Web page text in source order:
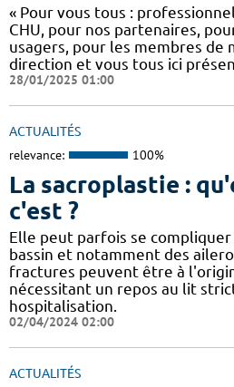
« Pour vous tous :
CHU, pour nos partenaires,
usagers, pour les membres de
direction et vous tous ici
28/01/2025 01:00
ACTUALITÉS
relevance: 100%
La sacroplastie :
c'est ?
Elle peut parfois se
bassin et notamment des
fractures peuvent être à
nécessitant un repos au lit
hospitalisation.
02/04/2024 02:00
ACTUALITÉS